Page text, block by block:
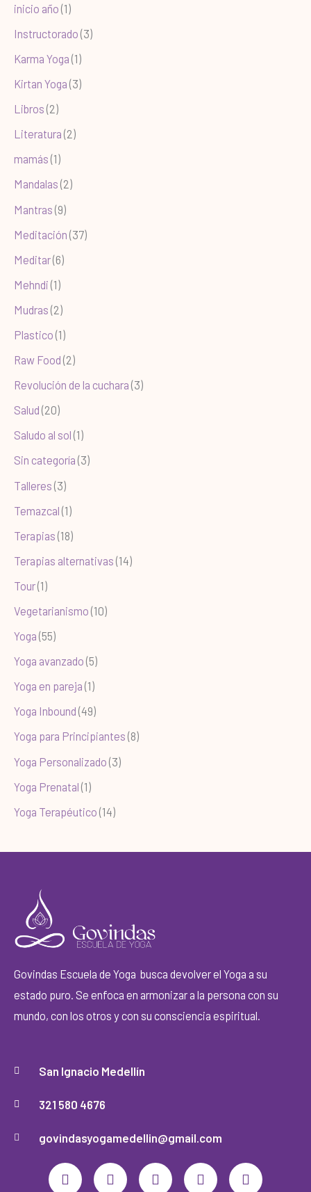
inicio año (1)
Instructorado (3)
Karma Yoga (1)
Kirtan Yoga (3)
Libros (2)
Literatura (2)
mamás (1)
Mandalas (2)
Mantras (9)
Meditación (37)
Meditar(6)
Mehndi (1)
Mudras (2)
Plastico (1)
Raw Food (2)
Revolución de la cuchara (3)
Salud (20)
Saludo al sol (1)
Sin categoría (3)
Talleres (3)
Temazcal (1)
Terapias (18)
Terapias alternativas (14)
Tour(1)
Vegetarianismo (10)
Yoga (55)
Yoga avanzado (5)
Yoga en pareja (1)
Yoga Inbound (49)
Yoga para Principiantes (8)
Yoga Personalizado (3)
Yoga Prenatal (1)
Yoga Terapéutico (14)
Govindas Escuela de Yoga busca devolver el Yoga a su
estado puro. Se enfoca en armonizar a la persona con su
mundo, con los otros y con su consciencia espiritual.
San Ignacio Medellín
321 580 4676
govindasyogamedellin@gmail.com
F
a
I
n
Y
o
M
a
W
h